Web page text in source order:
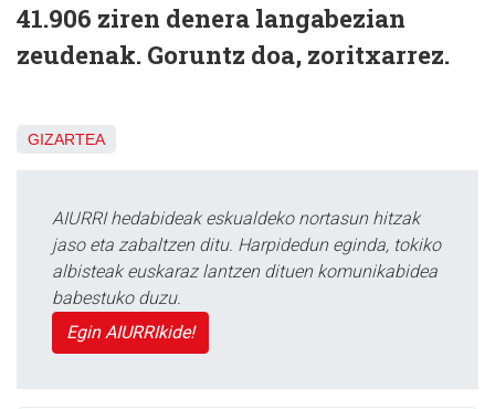
41.906 ziren denera langabezian
zeudenak. Goruntz doa, zoritxarrez.
GIZARTEA
AIURRI hedabideak eskualdeko nortasun hitzak
jaso eta zabaltzen ditu. Harpidedun eginda, tokiko
albisteak euskaraz lantzen dituen komunikabidea
babestuko duzu.
Egin AIURRIkide!